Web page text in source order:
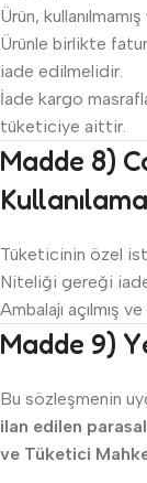
Ürün,
Ürünle birlikte
iade edilmelidir.
İade kargo
tüketiciye aittir.
Madde 8)
Tüketicinin özel
Niteliği gereği
Ambalajı açılmış
Madde 9)
Bu sözleşmenin
ilan edilen
ve Tüketici